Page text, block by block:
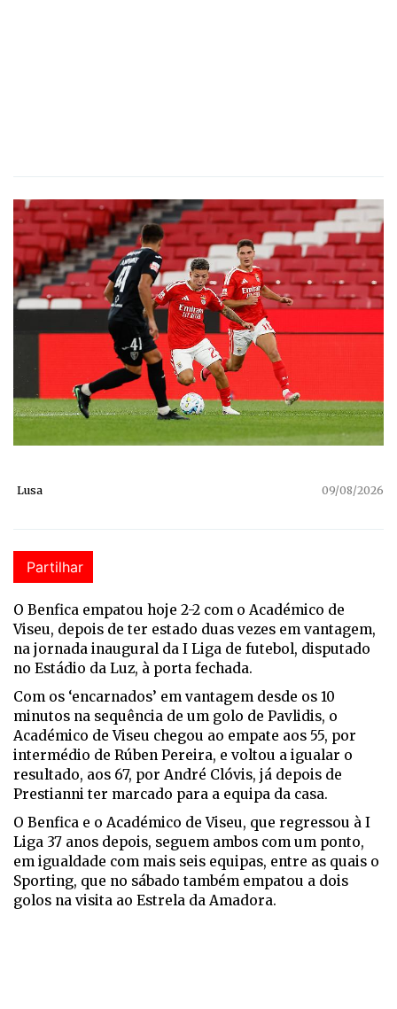
Lusa 09/08/2026
Partilhar
O Benfica empatou hoje 2-2 com o Académico de
Viseu, depois de ter estado duas vezes em vantagem,
na jornada inaugural da I Liga de futebol, disputado
no Estádio da Luz, à porta fechada.
Com os ‘encarnados’ em vantagem desde os 10
minutos na sequência de um golo de Pavlidis, o
Académico de Viseu chegou ao empate aos 55, por
intermédio de Rúben Pereira, e voltou a igualar o
resultado, aos 67, por André Clóvis, já depois de
Prestianni ter marcado para a equipa da casa.
O Benfica e o Académico de Viseu, que regressou à I
Liga 37 anos depois, seguem ambos com um ponto,
em igualdade com mais seis equipas, entre as quais o
Sporting, que no sábado também empatou a dois
golos na visita ao Estrela da Amadora.